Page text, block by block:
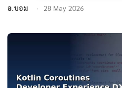
อ.บอม 28 May 2026